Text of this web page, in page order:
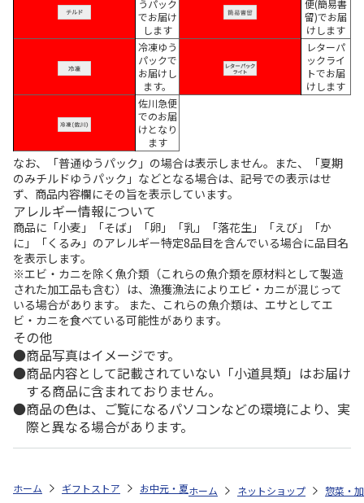
うパック
でお届け
します
便(簡易書
留)でお届
けします
冷凍ゆう
パックで
お届けし
ます。
レターパ
ックライ
トでお届
けします
佐川急便
でのお届
けとなり
ます
なお、「普通ゆうパック」の場合は表示しません。また、「夏期
のみチルドゆうパック」などとなる場合は、記号での表示はせ
ず、商品内容欄にその旨を表示しています。
アレルギー情報について
商品に「小麦」「そば」「卵」「乳」「落花生」「えび」「か
に」「くるみ」のアレルギー特定8品目を含んでいる場合に品目名
を表示します。
※エビ・カニを除く魚介類（これらの魚介類を原材料として製造
された加工品も含む）は、漁獲漁法によりエビ・カニが混じって
いる場合があります。 また、これらの魚介類は、エサとしてエ
ビ・カニを食べている可能性があります。
その他
商品写真はイメージです。
商品内容として記載されていない「小道具類」はお届け
する商品に含まれておりません。
商品の色は、ご覧になるパソコンなどの環境により、実
際と異なる場合があります。
ホーム ギフトストア お中元・夏ギフト特集 2026 ゆうゆうギフト
ホーム ネットショップ 惣菜・